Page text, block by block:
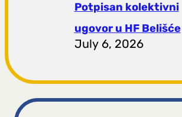
Potpisan kolektivni
ugovor u HF Belišće
July 6, 2026